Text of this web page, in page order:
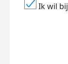
Ik wil